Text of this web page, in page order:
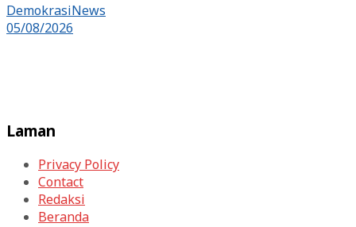
DemokrasiNews
05/08/2026
Laman
Privacy Policy
Contact
Redaksi
Beranda